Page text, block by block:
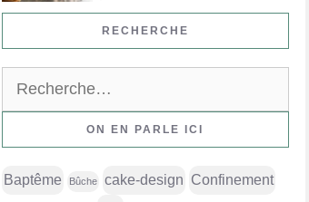
RECHERCHE
ON EN PARLE ICI
Baptême Bûche cake-design Confinement